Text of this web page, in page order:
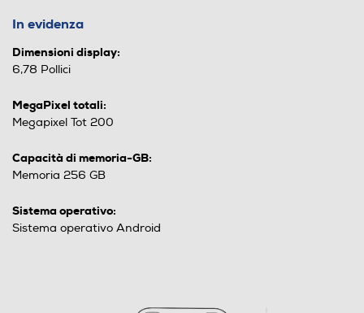
In evidenza
Dimensioni display:
6,78 Pollici
MegaPixel totali:
Megapixel Tot 200
Capacità di memoria-GB:
Memoria 256 GB
Sistema operativo:
Sistema operativo Android